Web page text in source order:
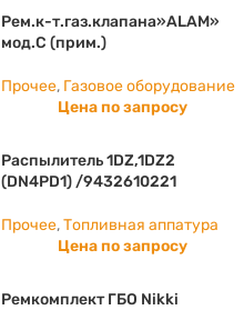
Рем.к-т.газ.клапана»ALAM»
мод.С (прим.)
Прочее, Газовое оборудование
Цена по запросу
Распылитель 1DZ,1DZ2
(DN4PD1) /9432610221
Прочее,Топливная аппатура
Цена по запросу
Ремкомплект ГБО Nikki